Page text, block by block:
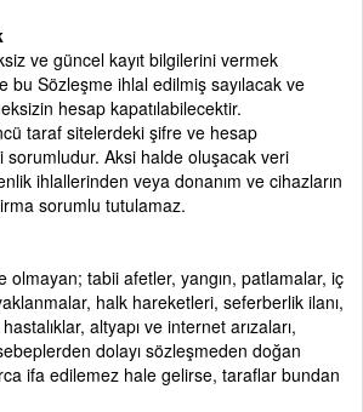
ve güncel kayıt bilgilerini vermek
bu Sözleşme ihlal edilmiş sayılacak ve
hesap kapatılabilecektir.
taraf sitelerdeki şifre ve hesap
sorumludur. Aksi halde oluşacak veri
ihlallerinden veya donanım ve cihazların
sorumlu tutulamaz.
olmayan; tabii afetler, yangın, patlamalar, iç
halk hareketleri, seferberlik ilanı,
altyapı ve internet arızaları,
dolayı sözleşmeden doğan
ifa edilemez hale gelirse, taraflar bundan